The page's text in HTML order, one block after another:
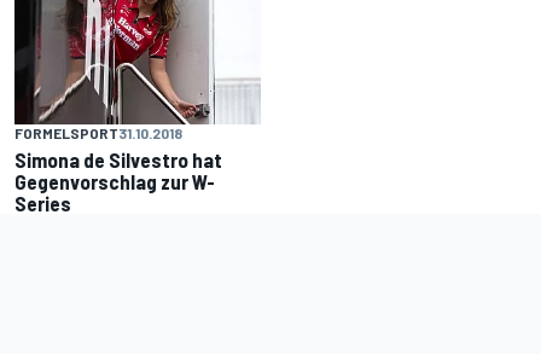
FORMELSPORT31.10.2018
Simona de Silvestro hat
Gegenvorschlag zur W-
Series